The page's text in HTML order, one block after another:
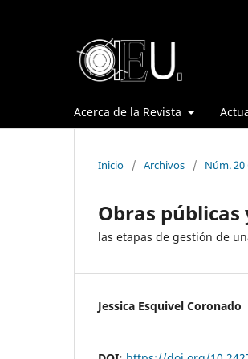
Acerca de la Revista
Inicio / Archivos / Núm.
Obras
las etapas de gestión de
Jessica Esquivel Coronado